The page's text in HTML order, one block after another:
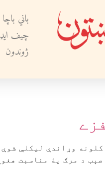
باني
چيف
ژوندون
وړاندې ليکلې
د مرګ پۀ مناسبت